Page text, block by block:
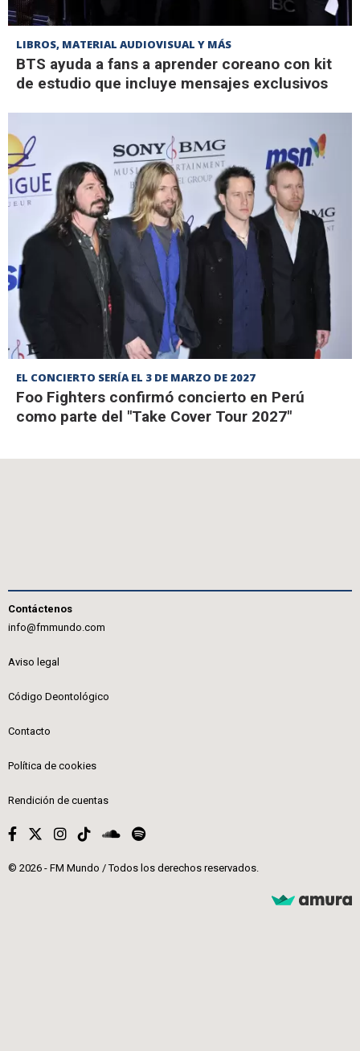
LIBROS, MATERIAL AUDIOVISUAL Y MÁS
BTS ayuda a fans a aprender coreano con kit
de estudio que incluye mensajes exclusivos
EL CONCIERTO SERÍA EL 3 DE MARZO DE 2027
Foo Fighters confirmó concierto en Perú
como parte del "Take Cover Tour 2027"
Contáctenos
info@fmmundo.com
Aviso legal
Código Deontológico
Contacto
Política de cookies
Rendición de cuentas
© 2026 - FM Mundo / Todos los derechos reservados.